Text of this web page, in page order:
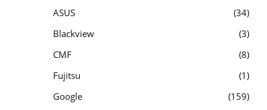
ASUS
34
Blackview
3
CMF
8
Fujitsu
1
Google
159